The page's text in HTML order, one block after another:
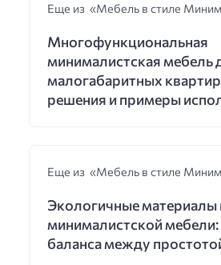
Еще из «Мебель в стиле
Многофункциональная
минималистская мебель
малогабаритных
решения и примеры
Еще из «Мебель в стиле
Экологичные материалы
минималистской мебели:
баланса между